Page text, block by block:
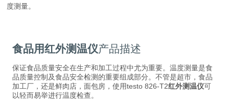
度测量。
食品用红外测温仪产品描述
保证食品质量安全在生产和加工过程中尤为重要。温度测量是食
品质量控制及食品安全检测的重要组成部分。不管是超市，食品
加工厂，还是鲜肉店，面包房，使用testo 826-T2红外测温仪可
以轻而易举进行温度检查。